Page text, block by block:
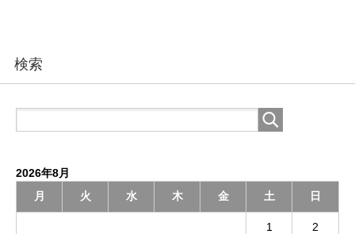
検索
2026年8月
月
火 水 木 金 土 日
1 2